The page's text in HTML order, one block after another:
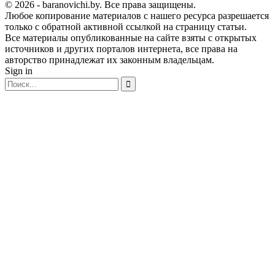
© 2026 - baranovichi.by. Все права защищены.
Любое копирование материалов с нашего ресурса разрешается
только с обратной активной ссылкой на страницу статьи.
Все материалы опубликованные на сайте взяты с открытых
источников и других порталов интернета, все права на
авторство принадлежат их законным владельцам.
Sign in